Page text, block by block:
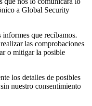
a Global Security
que recibamos.
las comprobaciones
o mitigar la posible
los detalles de posibles
nuestro consentimiento